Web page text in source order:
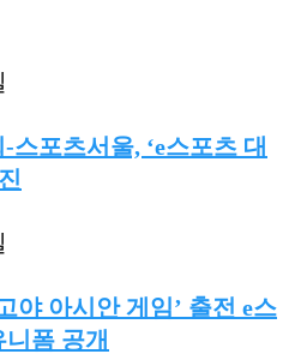
스포츠서울, ‘e스포츠 대
야 아시안 게임’ 출전 e스
폼 공개